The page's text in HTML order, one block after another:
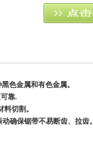
色金属和有色金属。
靠.
切割。
确保锯带不易断齿、拉齿。